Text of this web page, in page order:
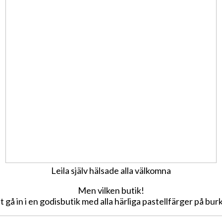
Leila själv hälsade alla välkomna
Men vilken butik!
gå in i en godisbutik med alla härliga pastellfärger på